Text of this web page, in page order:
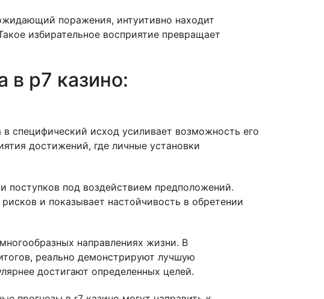
поражения, интуитивно находит
избирательное восприятие превращает
р7 казино:
специфический исход усиливает возможность его
достижений, где личные установки
поступков под воздействием предположений.
и показывает настойчивость в обретении
направлениях жизни. В
реально демонстрируют лучшую
достигают определенных целей.